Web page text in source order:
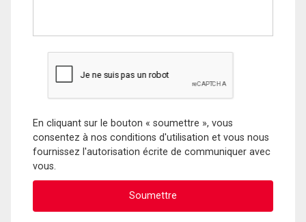
En cliquant sur le bouton « soumettre », vous
consentez à nos conditions d'utilisation et vous nous
fournissez l'autorisation écrite de communiquer avec
vous.